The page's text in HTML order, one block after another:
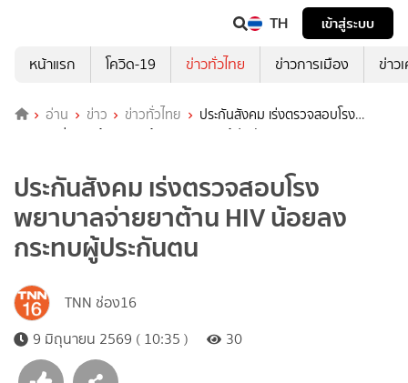
TH
เข้าสู่ระบบ
หน้าแรก
โควิด-19 ข่าวทั่วไทย ข่าวการเมือง ข่าว
อ่าน ข่าว ข่าวทั่วไทย
ประกันสังคม เร่งตรวจสอบโรง
พยาบาลจ่ายยาต้าน HIV น้อยลง กระทบผู้ประกันตน
ประกันสังคม เร่งตรวจสอบโรง
พยาบาลจ่ายยาต้าน HIV น้อยลง
กระทบผู้ประกันตน
TNN ช่อง16
9 มิถุนายน 2569 ( 10:35 )
30